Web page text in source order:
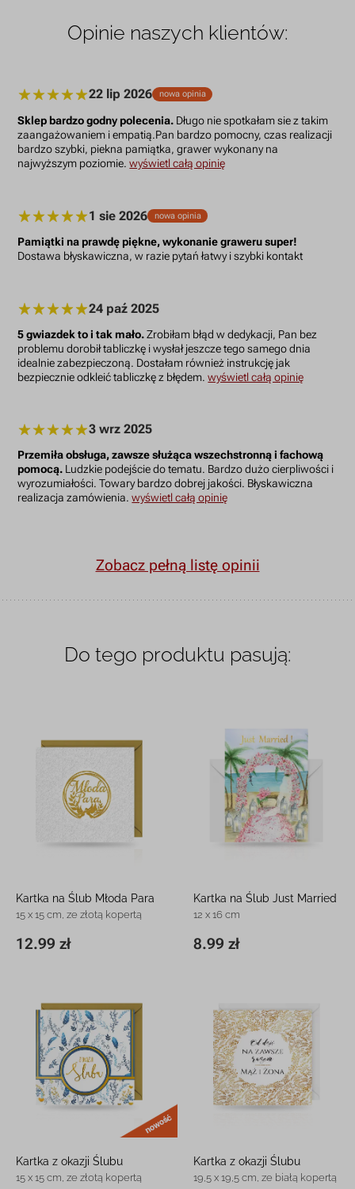
Opinie naszych klientów:
22 lip 2026 nowa opinia
Sklep bardzo godny polecenia. Długo nie spotkałam sie z takim
zaangażowaniem i empatią.Pan bardzo pomocny, czas realizacji
bardzo szybki, piekna pamiątka, grawer wykonany na
najwyższym poziomie.wyświetl całą opinię
1 sie 2026 nowa opinia
Pamiątki na prawdę piękne, wykonanie graweru super!
Dostawa błyskawiczna, w razie pytań łatwy i szybki kontakt
24 paź 2025
5 gwiazdek to i tak mało.Zrobiłam błąd w dedykacji, Pan bez
problemu dorobił tabliczkę i wysłał jeszcze tego samego dnia
idealnie zabezpieczoną. Dostałam również instrukcję jak
bezpiecznie odkleić tabliczkę z błędem.wyświetl całą opinię
3 wrz 2025
Przemiła obsługa, zawsze służąca wszechstronną i fachową
pomocą. Ludzkie podejście do tematu. Bardzo dużo cierpliwości i
wyrozumiałości. Towary bardzo dobrej jakości. Błyskawiczna
realizacja zamówienia.wyświetl całą opinię
Zobacz pełną listę opinii
Do tego produktu pasują:
Kartka na Ślub Młoda Para
15 x 15 cm, ze złotą kopertą
12.99 zł
15 x 15 cm
Kartka na Ślub Just Married
12 x 16 cm
8.99 zł
11,8 x 16,3 cm
Kartka z okazji Ślubu
15 x 15 cm, ze złotą kopertą
Kartka z okazji Ślubu
19,5 x 19,5 cm, ze białą kopertą